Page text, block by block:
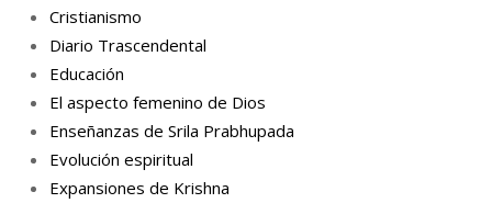
Cristianismo
Diario Trascendental
Educación
El aspecto femenino de Dios
Enseñanzas de Srila Prabhupada
Evolución espiritual
Expansiones de Krishna